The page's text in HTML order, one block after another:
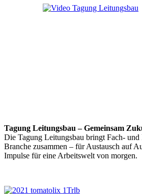
Tagung Leitungsbau – Gemeinsam
Die Tagung Leitungsbau bringt Fach- und
Branche zusammen – für Austausch auf
Impulse für eine Arbeitswelt von morgen.